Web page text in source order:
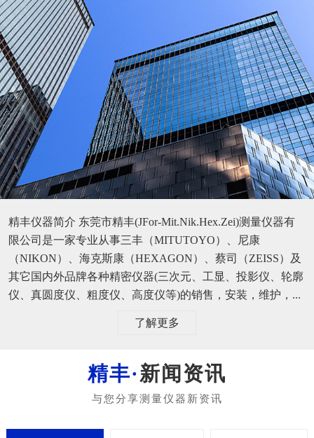
精丰仪器简介 东莞市精丰(JFor-Mit.Nik.Hex.Zei)测量仪器有
限公司是一家专业从事三丰（MITUTOYO）、尼康
（NIKON）、海克斯康（HEXAGON）、蔡司（ZEISS）及
其它国内外品牌各种精密仪器(三次元、工显、投影仪、轮廓
仪、真圆度仪、粗度仪、高度仪等)的销售，安装，维护，...
了解更多
新闻资讯